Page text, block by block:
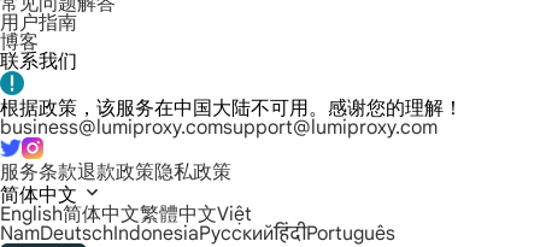
用户指南
博客
联系我们
根据政策，该服务在中国大陆不可用。感谢您的理解！
business@lumiproxy.comsupport@lumiproxy.com
服务条款退款政策隐私政策
简体中文
English简体中文繁體中文Việt
NamDeutschIndonesiaРусскийहिंदीPortuguês